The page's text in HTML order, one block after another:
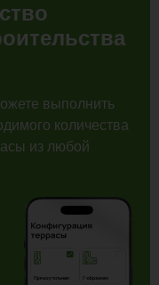
выполнить
количества
из любой